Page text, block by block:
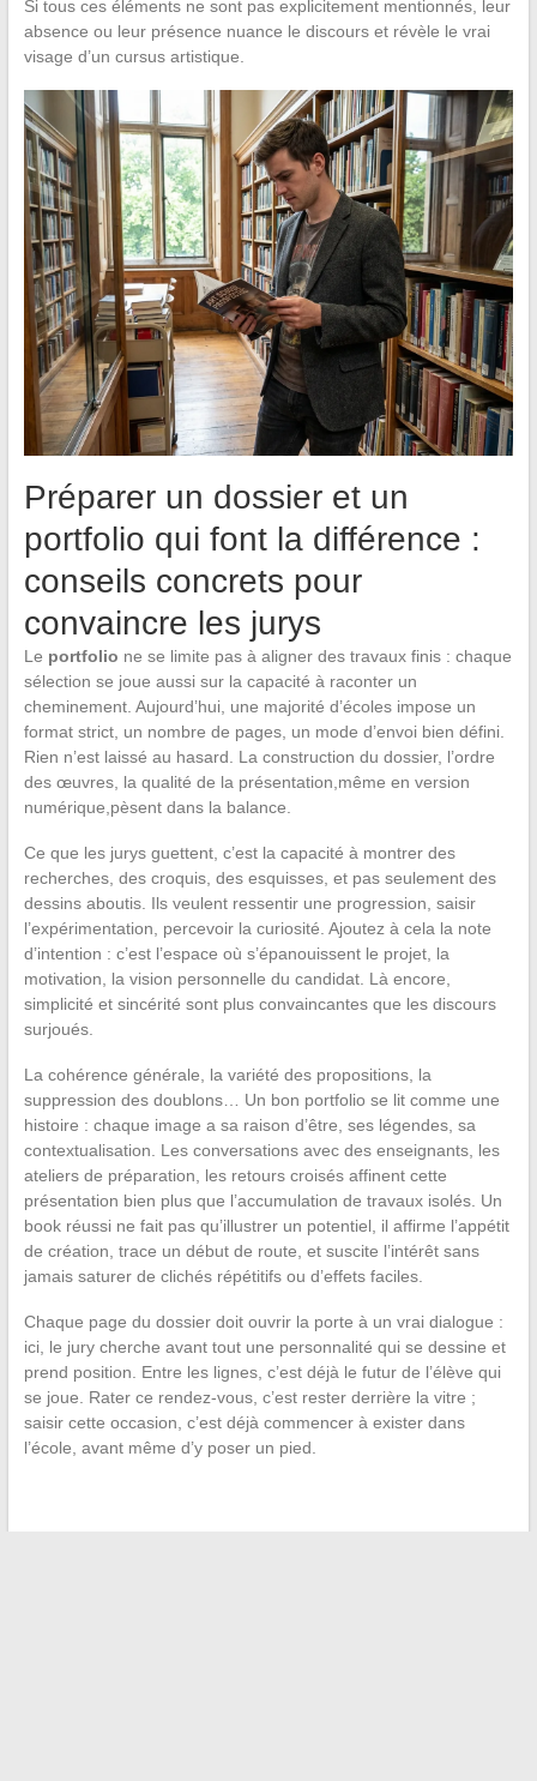
Si tous ces éléments ne sont pas explicitement mentionnés, leur
absence ou leur présence nuance le discours et révèle le vrai
visage d’un cursus artistique.
Préparer un dossier et un
portfolio qui font la différence :
conseils concrets pour
convaincre les jurys
Le portfolio ne se limite pas à aligner des travaux finis : chaque
sélection se joue aussi sur la capacité à raconter un
cheminement. Aujourd’hui, une majorité d’écoles impose un
format strict, un nombre de pages, un mode d’envoi bien défini.
Rien n’est laissé au hasard. La construction du dossier, l’ordre
des œuvres, la qualité de la présentation,même en version
numérique,pèsent dans la balance.
Ce que les jurys guettent, c’est la capacité à montrer des
recherches, des croquis, des esquisses, et pas seulement des
dessins aboutis. Ils veulent ressentir une progression, saisir
l’expérimentation, percevoir la curiosité. Ajoutez à cela la note
d’intention : c’est l’espace où s’épanouissent le projet, la
motivation, la vision personnelle du candidat. Là encore,
simplicité et sincérité sont plus convaincantes que les discours
surjoués.
La cohérence générale, la variété des propositions, la
suppression des doublons… Un bon portfolio se lit comme une
histoire : chaque image a sa raison d’être, ses légendes, sa
contextualisation. Les conversations avec des enseignants, les
ateliers de préparation, les retours croisés affinent cette
présentation bien plus que l’accumulation de travaux isolés. Un
book réussi ne fait pas qu’illustrer un potentiel, il affirme l’appétit
de création, trace un début de route, et suscite l’intérêt sans
jamais saturer de clichés répétitifs ou d’effets faciles.
Chaque page du dossier doit ouvrir la porte à un vrai dialogue :
ici, le jury cherche avant tout une personnalité qui se dessine et
prend position. Entre les lignes, c’est déjà le futur de l’élève qui
se joue. Rater ce rendez-vous, c’est rester derrière la vitre ;
saisir cette occasion, c’est déjà commencer à exister dans
l’école, avant même d’y poser un pied.